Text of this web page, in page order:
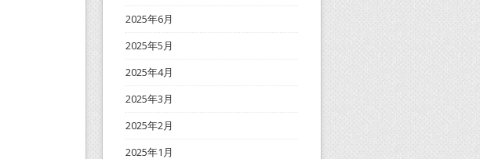
2025年6月
2025年5月
2025年4月
2025年3月
2025年2月
2025年1月